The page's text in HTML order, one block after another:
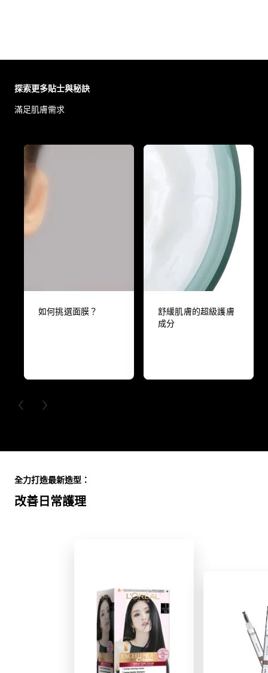
探索更多貼士與秘訣
滿足肌膚需求
如何挑選面膜？
舒緩肌膚的超級護膚
成分
PREVIOUS CARD
NEXT CARD
改善日常護理
全力打造最新造型：